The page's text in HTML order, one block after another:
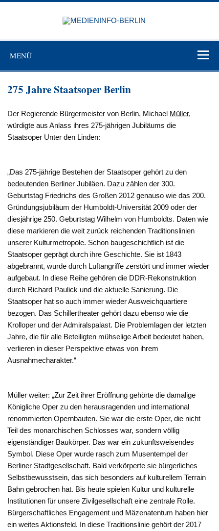
Zum
MENÜ
275 Jahre Staatsoper Berlin
Der Regierende Bürgermeister von Berlin, Michael Müller,
würdigte aus Anlass ihres 275-jährigen Jubiläums die
Staatsoper Unter den Linden:
„Das 275-jährige Bestehen der Staatsoper gehört zu den
bedeutenden Berliner Jubiläen. Dazu zählen der 300.
Geburtstag Friedrichs des Großen 2012 genauso wie das 200.
Gründungsjubiläum der Humboldt-Universität 2009 oder der
diesjährige 250. Geburtstag Wilhelm von Humboldts. Daten wie
diese markieren die weit zurück reichenden Traditionslinien
unserer Kulturmetropole. Schon baugeschichtlich ist die
Staatsoper geprägt durch ihre Geschichte. Sie ist 1843
abgebrannt, wurde durch Luftangriffe zerstört und immer wieder
aufgebaut. In diese Reihe gehören die DDR-Rekonstruktion
durch Richard Paulick und die aktuelle Sanierung. Die
Staatsoper hat so auch immer wieder Ausweichquartiere
bezogen. Das Schillertheater gehört dazu ebenso wie die
Krolloper und der Admiralspalast. Die Problemlagen der letzten
Jahre, die für alle Beteiligten mühselige Arbeit bedeutet haben,
verlieren in dieser Perspektive etwas von ihrem
Ausnahmecharakter.“
Müller weiter: „Zur Zeit ihrer Eröffnung gehörte die damalige
Königliche Oper zu den herausragenden und international
renommierten Opernbauten. Sie war die erste Oper, die nicht
Teil des monarchischen Schlosses war, sondern völlig
eigenständiger Baukörper. Das war ein zukunftsweisendes
Symbol. Diese Oper wurde rasch zum Musentempel der
Berliner Stadtgesellschaft. Bald verkörperte sie bürgerliches
Selbstbewusstsein, das sich besonders auf kulturellem Terrain
Bahn gebrochen hat. Bis heute spielen Kultur und kulturelle
Institutionen für unsere Zivilgesellschaft eine zentrale Rolle.
Bürgerschaftliches Engagement und Mäzenatentum haben hier
ein weites Aktionsfeld. In diese Traditionslinie gehört der 2017